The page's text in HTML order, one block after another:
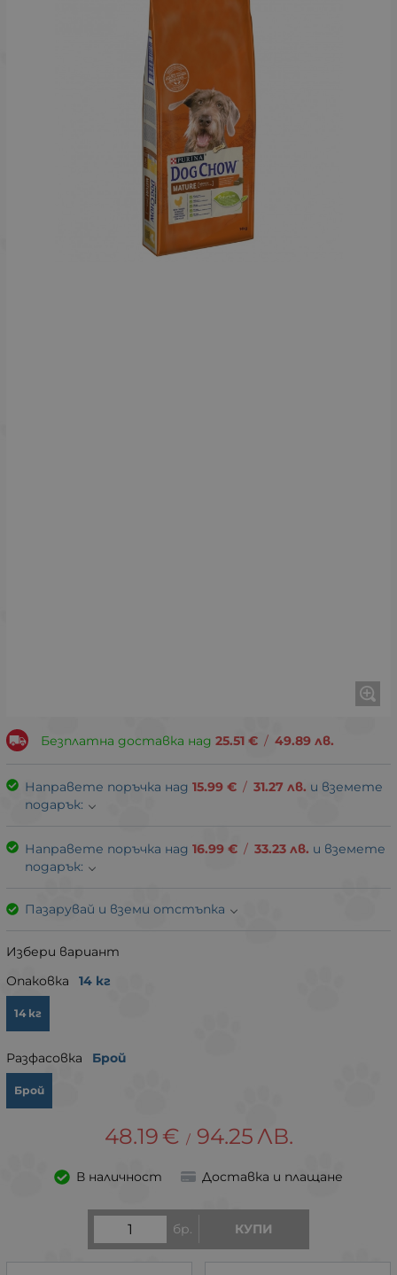
Безплатна доставка над 25.51 € / 49.89 лв.
Направете поръчка над 15.99 € / 31.27 лв. и вземете
подарък:
Направете поръчка над 16.99 € / 33.23 лв. и вземете
подарък:
Пазарувай и вземи отстъпка
Избери вариант
Опаковка
14 кг
14 кг
Разфасовка Брой
Брой
48.19 € / 94.25 ЛВ.
В наличност Доставка и плащане
бр. КУПИ